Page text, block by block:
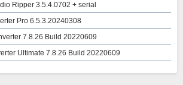
Ripper 3.5.4.0702 + serial
Pro 6.5.3.20240308
7.8.26 Build 20220609
Ultimate 7.8.26 Build 20220609